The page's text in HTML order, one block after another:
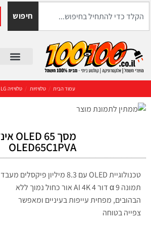
חיפוש
עמוד הבית / טלוויזיות / טלוויזיה LG
OLED65C1PVA
טכנולוגיית OLED עם 8.3 מיליון פיקסלים מעבד
תמונה 9 α דור 4 AI 4K אור כחול נמוך ללא
הבהובים, מפחית עייפות בעיניים ומאפשר
צפייה בטוחה